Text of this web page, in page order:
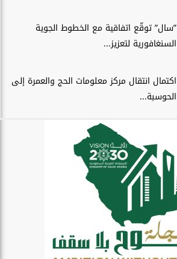
”سال” توقّع اتفاقية مع الخطوط الجوية
السنغافورية لتعزيز...
اكتمال انتقال مركز معلومات الحج والعمرة إلى
الحوسبة...